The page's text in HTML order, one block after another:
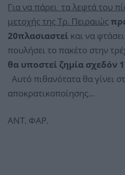
Για να πάρει τα λεφτά του
μετοχής της Τρ. Πειραιώς
20πλασιαστεί και να
πουλήσει το πακέτο στην
θα υποστεί ζημία σχεδόν
Αυτό πιθανότατα θα γίνει
αποκρατικοποίησης...
ΑΝΤ. ΦΑΡ.